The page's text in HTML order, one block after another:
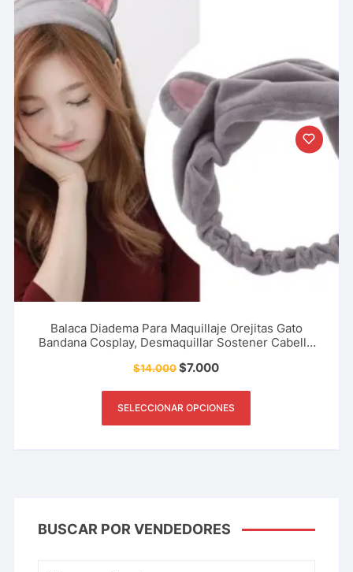
Balaca Diadema Para Maquillaje Orejitas Gato
Bandana Cosplay, Desmaquillar Sostener Cabello
$14.000$7.000
SELECCIONAR OPCIONES
BUSCAR POR VENDEDORES